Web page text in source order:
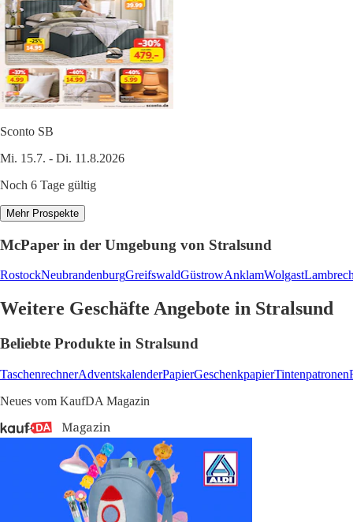
Sconto SB
Mi. 15.7. - Di. 11.8.2026
Noch 6 Tage gültig
Mehr Prospekte
McPaper in der Umgebung von Stralsund
RostockNeubrandenburgGreifswaldGüstrowAnklamWolgast
Weitere Geschäfte Angebote in Stralsund
Beliebte Produkte in Stralsund
TaschenrechnerAdventskalenderPapierGeschenkpapierTintenpatronen
Neues vom KaufDA Magazin